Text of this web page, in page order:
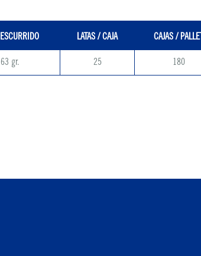
LATAS / CAJA CAJAS / PALLET
63 gr. 25 180